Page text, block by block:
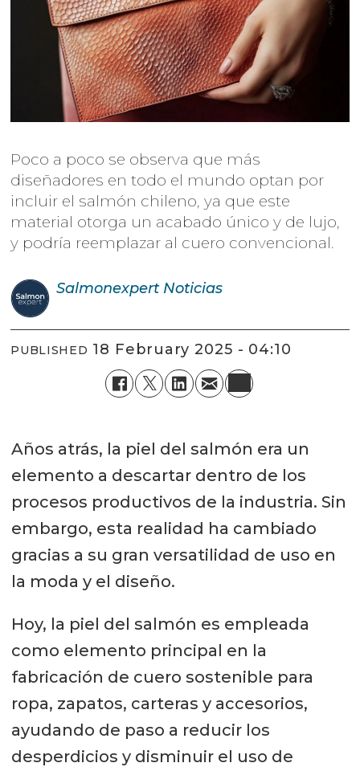
Poco a poco se observa que más
diseñadores en todo el mundo optan por
incluir el salmón chileno, ya que este
material otorga un acabado único y de lujo,
y podría reemplazar al cuero convencional.
Salmonexpert Noticias
PUBLISHED 18 February 2025 - 04:10
Años atrás, la piel del salmón era un
elemento a descartar dentro de los
procesos productivos de la industria. Sin
embargo, esta realidad ha cambiado
gracias a su gran versatilidad de uso en
la moda y el diseño.
Hoy, la piel del salmón es empleada
como elemento principal en la
fabricación de cuero sostenible para
ropa, zapatos, carteras y accesorios,
ayudando de paso a reducir los
desperdicios y disminuir el uso de